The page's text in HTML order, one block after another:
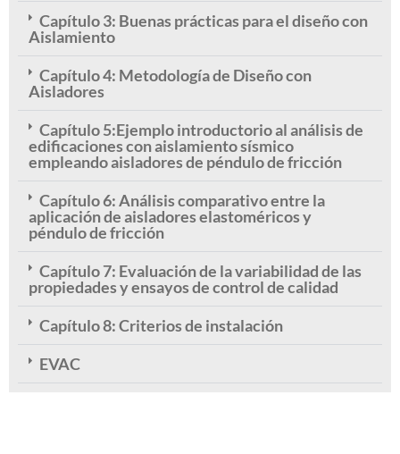
Capítulo 3: Buenas prácticas para el diseño con
Aislamiento
Capítulo 4: Metodología de Diseño con
Aisladores
Capítulo 5:Ejemplo introductorio al análisis de
edificaciones con aislamiento sísmico
empleando aisladores de péndulo de fricción
Capítulo 6: Análisis comparativo entre la
aplicación de aisladores elastoméricos y
péndulo de fricción
Capítulo 7: Evaluación de la variabilidad de las
propiedades y ensayos de control de calidad
Capítulo 8: Criterios de instalación
EVAC